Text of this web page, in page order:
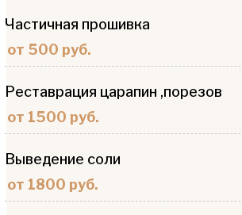
Частичная прошивка
от 500 руб.
Реставрация царапин ,порезов
от 1500 руб.
Выведение соли
от 1800 руб.